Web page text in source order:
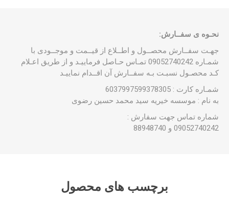
نحـوه ی سفــارش:
جهـت سفــارش محصــول و اطــلاع از قیــمت و موجــودی با
شمـاره 09052740242 تمـاس حـاصل فرماییـد و از طریق اعـلام
کـد محصـول نسبـت بـه سفــارش آن اقــدام نماییـد
شمـاره کارت : 6037997599378305
به نام : موسسه خیریه سید محمد حسین رضوی
شماره تماس جهت سفارش :
09052740242 و 88948740
برچسب های محصول